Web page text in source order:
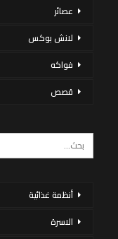
عصائر
لانش بوكس
فواكه
قصص
أنظمة غذائية
الاسرة